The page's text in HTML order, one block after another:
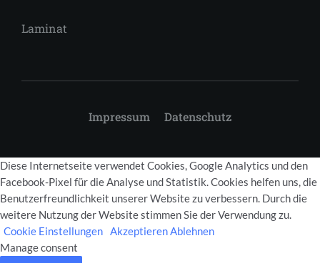
Laminat
Impressum Datenschutz
Diese Internetseite verwendet Cookies, Google Analytics und den
Facebook-Pixel für die Analyse und Statistik. Cookies helfen uns, die
Benutzerfreundlichkeit unserer Website zu verbessern. Durch die
weitere Nutzung der Website stimmen Sie der Verwendung zu.
Cookie Einstellungen AkzeptierenAblehnen
Manage consent